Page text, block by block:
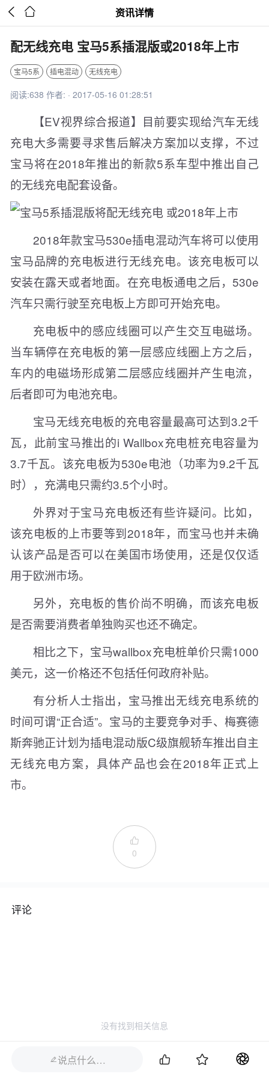
  资讯详情
配无线充电 宝马5系插混版或2018年上市
宝马5系 插电混动 无线充电
阅读:638 作者: · 2017-05-16 01:28:51
【EV视界综合报道】目前要实现给汽车无线
充电大多需要寻求售后解决方案加以支撑，不过
宝马将在2018年推出的新款5系车型中推出自己
的无线充电配套设备。
2018年款宝马530e插电混动汽车将可以使用
宝马品牌的充电板进行无线充电。该充电板可以
安装在露天或者地面。在充电板通电之后，530e
汽车只需行驶至充电板上方即可开始充电。
充电板中的感应线圈可以产生交互电磁场。
当车辆停在充电板的第一层感应线圈上方之后，
车内的电磁场形成第二层感应线圈并产生电流，
后者即可为电池充电。
宝马无线充电板的充电容量最高可达到3.2千
瓦，此前宝马推出的i Wallbox充电桩充电容量为
3.7千瓦。该充电板为530e电池（功率为9.2千瓦
时），充满电只需约3.5个小时。
外界对于宝马充电板还有些许疑问。比如，
该充电板的上市要等到2018年，而宝马也并未确
认该产品是否可以在美国市场使用，还是仅仅适
用于欧洲市场。
另外，充电板的售价尚不明确，而该充电板
是否需要消费者单独购买也还不确定。
相比之下，宝马wallbox充电桩单价只需1000
美元，这一价格还不包括任何政府补贴。
有分析人士指出，宝马推出无线充电系统的
时间可谓“正合适”。宝马的主要竞争对手、梅赛德
斯奔驰正计划为插电混动版C级旗舰轿车推出自主
无线充电方案，具体产品也会在2018年正式上
市。

0
评论
没有找到相关信息
说点什么…  